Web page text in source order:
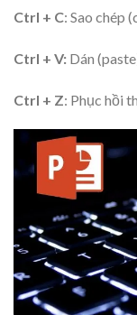
Ctrl + C: Sao chép
Ctrl + V: Dán
Ctrl + Z: Phục hồi